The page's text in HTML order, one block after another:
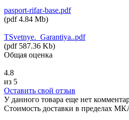
pasport-rifar-base.pdf
(pdf 4.84 Mb)
TSvetnye._Garantiya..pdf
(pdf 587.36 Kb)
Общая оценка
4.8
из 5
Оставить свой отзыв
У данного товара еще нет
Стоимость доставки в пределах